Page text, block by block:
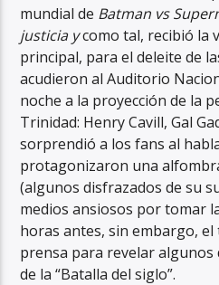
mundial de Batman vs
justicia ycomo tal, recibió la
principal, para el deleite de
acudieron al Auditorio
noche a la proyección de la
Trinidad: Henry Cavill, Gal
sorprendió a los fans al
protagonizaron una
(algunos disfrazados de su
medios ansiosos por tomar
horas antes, sin embargo,
prensa para revelar algunos
de la “Batalla del siglo”.